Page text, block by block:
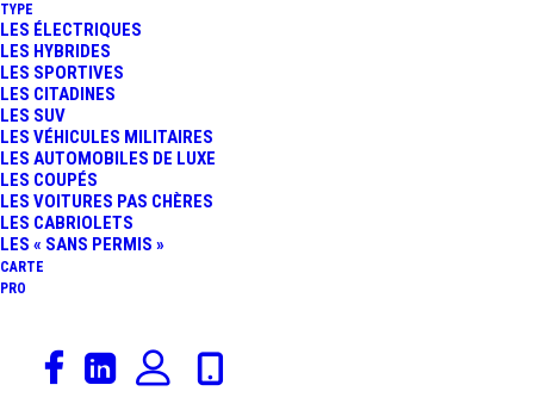
TYPE
LES ÉLECTRIQUES
LES HYBRIDES
LES SPORTIVES
LES CITADINES
LES SUV
LES VÉHICULES MILITAIRES
LES AUTOMOBILES DE LUXE
LES COUPÉS
LES VOITURES PAS CHÈRES
LES CABRIOLETS
LES « SANS PERMIS »
CARTE
PRO
Ferrari a présenté, lundi 25 mai, sa
première voiture entièrement